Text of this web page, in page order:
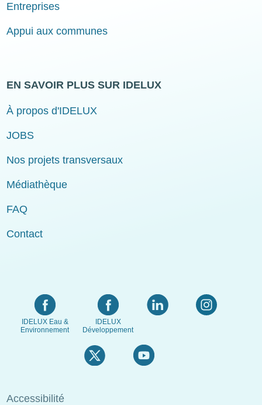
Entreprises
Appui aux communes
EN SAVOIR PLUS SUR IDELUX
À propos d'IDELUX
JOBS
Nos projets transversaux
Médiathèque
FAQ
Contact
IDELUX Eau &
Environnement
IDELUX
Développement
Menu
Accessibilité